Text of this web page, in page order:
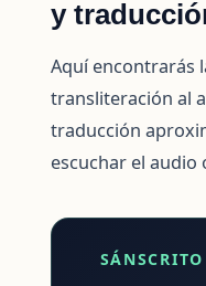
y
Aquí encontrarás
transliteración al
traducción
escuchar el audio